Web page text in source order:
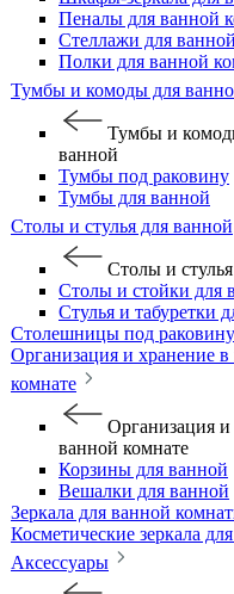
Пеналы для ванной
Стеллажи для ванной
Полки для ванной
Тумбы и комоды для
Тумбы и
ванной
Тумбы под раковину
Тумбы для ванной
Столы и стулья для ванной
Столы и
Столы и стойки для
Стулья и табуретки
Столешницы под раковину
Организация и хранение в
комнате
Организация и
ванной комнате
Корзины для ванной
Вешалки для ванной
Зеркала для ванной
Косметические зеркала
Аксессуары